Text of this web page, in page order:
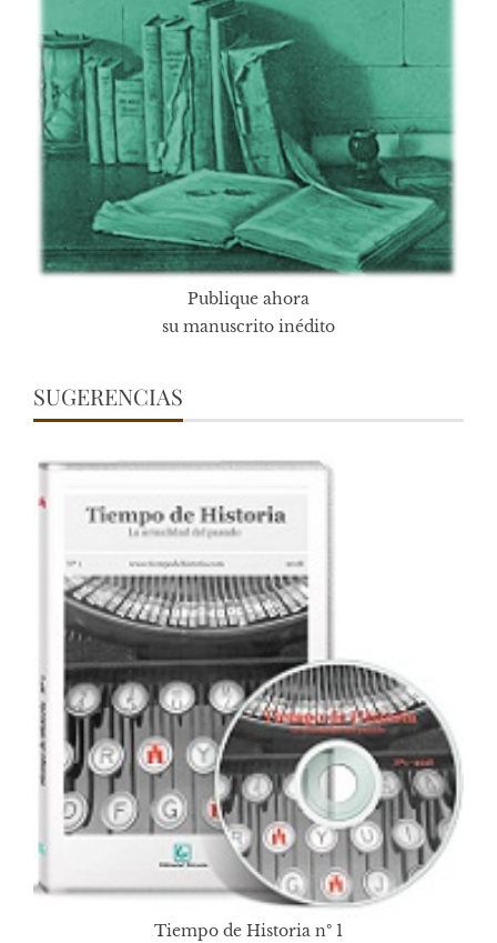
Publique ahora
su manuscrito inédito
SUGERENCIAS
Tiempo de Historia nº 1